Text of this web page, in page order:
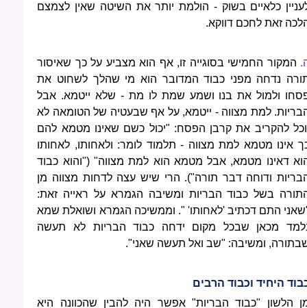
כלאיים בשוק - הולמת יותר את השיטה שאין לצמצם
זאת לחכם דווקא.
המקור החמישי בסוגייה זו, אף הוא מצביע על כך שאיסור
נדחה מפני כבוד המדובר הוא מי שהלך לשחוט את
ולמול את בנו ושמע שמת לו מת - שלא ייטמא. אבל
למת מצווה - ייטמא, על אף שבעטיה של הטומאה לא
להקריב את קרבן הפסח: "יכול כשם שאינו מטמא להם
אינו מטמא למת מצווה - תלמוד לומר: ולאחותו, לאחותו
דאינו מטמא, אבל מטמא הוא למת מצווה" ("והוא כבוד
ודוחה דבר תורה"). הרי שיש עצה לדחות מצווה מן
בשל כבוד הבריות ומשיבה הגמרא על ראייה זאת:
התם דכתיב 'לאחותו' ". וממשיכה הגמרא ושואלת שמא
מכאן שבכל מקום ידחה כבוד הבריות לא תעשה
ומשיבה: "שב ואל תעשה שאני".
היחיד וכבוד הרבים
הלשון "כבוד הבריות" אפשר היה להבין שהכוונה היא